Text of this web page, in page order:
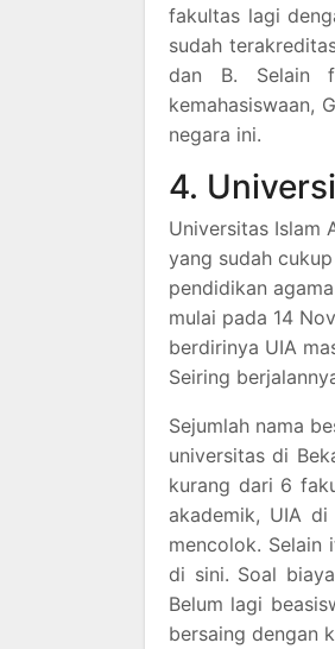
fakultas lagi
sudah
dan B. Selain
kemahasiswaan,
negara ini.
4.
Universitas Islam
yang sudah
pendidikan
mulai pada 14
berdirinya UIA
Seiring
Sejumlah nama
universitas di
kurang dari 6
akademik, UIA
mencolok. Selain
di sini. Soal
Belum lagi
bersaing dengan